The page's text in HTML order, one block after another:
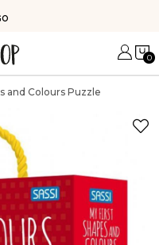
0
and Colours Puzzle